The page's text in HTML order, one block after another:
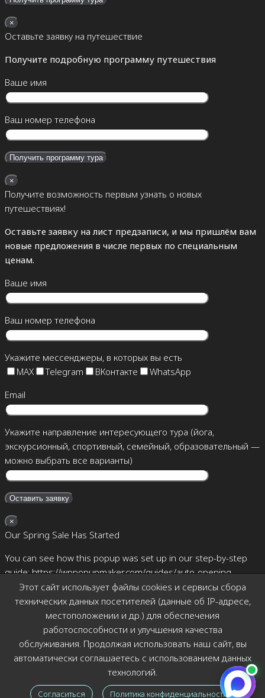
Этот сайт использует файлы cookies и сервисы сбора
технических данных посетителей (данные об IP-адресе,
местоположении и др.) для обеспечения
работоспособности и улучшения качества
обслуживания. Продолжая использовать наш сайт, вы
автоматически соглашаетесь с использованием данных
технологий.
Согласиться Политика конфиденциальности
×
Оставьте заявку на путешествие
Получите подробную программу путешествия
Ваше имя
Ваш номер телефона
×
Получите возможность первым узнать о новых
путешествиях!
Оставьте заявку на лист предзаписи, и мы пришлём вам
новые предложения в числе первых по специальным
ценам.
Ваше имя
Ваш номер телефона
Укажите мессенджеры, в которых вы есть
MAX
Telegram ВКонтакте
WhatsApp
Email
Укажите направление интересующего тура (йога,
экскурсионный, спортивный, семейный, образовательный —
можно выбрать все варианты)
×
Our Spring Sale Has Started
You can see how this popup was set up in our step-by-step
guide: https://wppopupmaker.com/guides/auto-opening-
announcement-popups/
Позвоните мне